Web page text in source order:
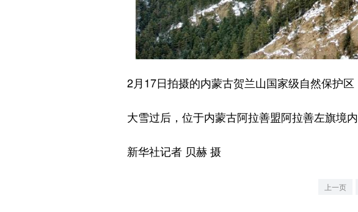
2月17日拍摄的内蒙古贺兰山国家级自然保护区
大雪过后，位于内蒙古阿拉善盟阿拉善左旗境内
新华社记者 贝赫 摄
上一页